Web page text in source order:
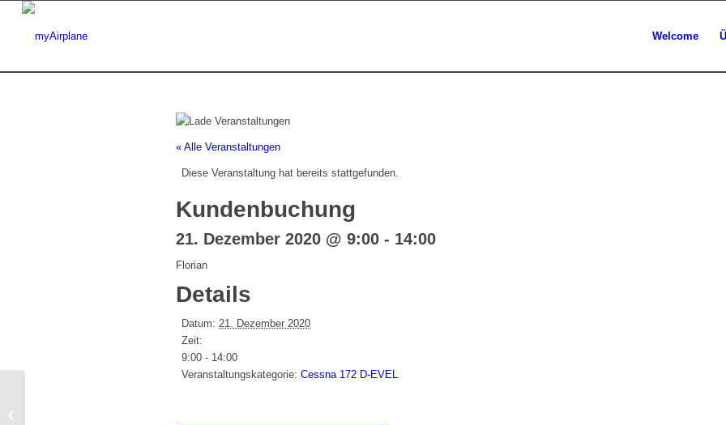
Welcome
« Alle Veranstaltungen
Diese Veranstaltung hat bereits stattgefunden.
Kundenbuchung
21. Dezember 2020 @ 9:00 - 14:00
Florian
Details
Datum: 21. Dezember 2020
Zeit:
9:00 - 14:00
Veranstaltungskategorie: Cessna 172 D-EVEL